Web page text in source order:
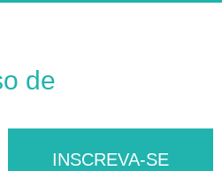
de
INSCREVA-SE